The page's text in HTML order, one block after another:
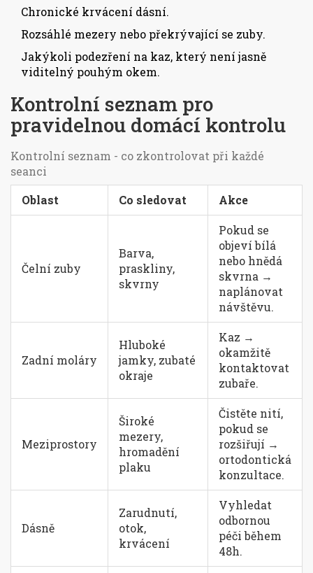
Chronické krvácení dásní.
Rozsáhlé mezery nebo překrývající se zuby.
Jakýkoli podezření na kaz, který není jasně
viditelný pouhým okem.
Kontrolní seznam pro
pravidelnou domácí kontrolu
Kontrolní seznam - co zkontrolovat při každé
seanci
Oblast
Co sledovat Akce
Čelní zuby
Barva,
praskliny,
skvrny
Pokud se
objeví bílá
nebo hnědá
skvrna →
naplánovat
návštěvu.
Zadní moláry
Hluboké
jamky, zubaté
okraje
Kaz →
okamžitě
kontaktovat
zubaře.
Meziprostory
Široké
mezery,
hromadění
plaku
Čistěte nití,
pokud se
rozšiřují →
ortodontická
konzultace.
Dásně
Zarudnutí,
otok,
krvácení
Vyhledat
odbornou
péči během
48h.